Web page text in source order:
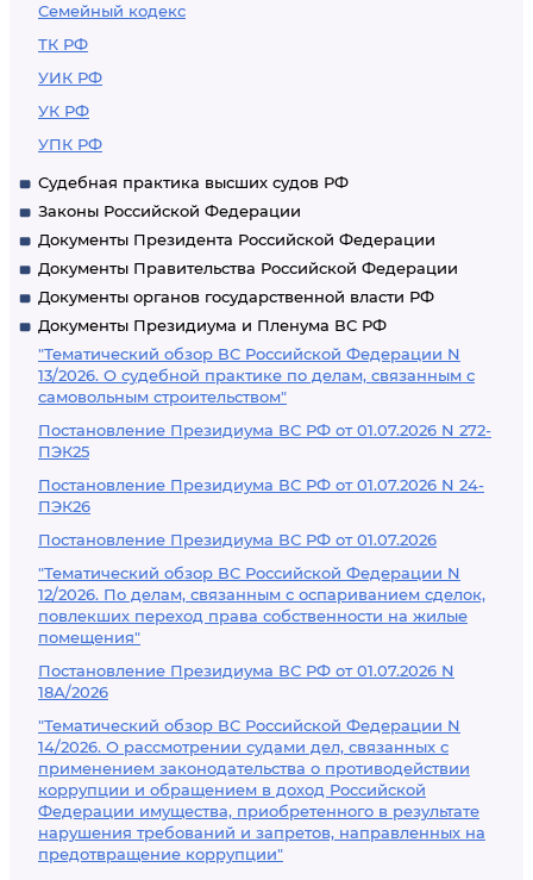
Семейный кодекс
ТК РФ
УИК РФ
УК РФ
УПК РФ
Судебная практика высших судов РФ
Законы Российской Федерации
Документы Президента Российской Федерации
Документы Правительства Российской Федерации
Документы органов государственной власти РФ
Документы Президиума и Пленума ВС РФ
"Тематический обзор ВС Российской Федерации N
13/2026. О судебной практике по делам, связанным с
самовольным строительством"
Постановление Президиума ВС РФ от 01.07.2026 N 272-
ПЭК25
Постановление Президиума ВС РФ от 01.07.2026 N 24-
ПЭК26
Постановление Президиума ВС РФ от 01.07.2026
"Тематический обзор ВС Российской Федерации N
12/2026. По делам, связанным с оспариванием сделок,
повлекших переход права собственности на жилые
помещения"
Постановление Президиума ВС РФ от 01.07.2026 N
18А/2026
"Тематический обзор ВС Российской Федерации N
14/2026. О рассмотрении судами дел, связанных с
применением законодательства о противодействии
коррупции и обращением в доход Российской
Федерации имущества, приобретенного в результате
нарушения требований и запретов, направленных на
предотвращение коррупции"